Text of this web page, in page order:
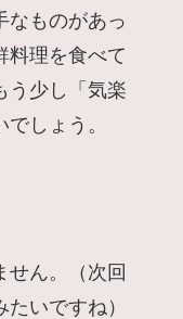
なものがあっ
料理を食べて
う少し「気楽
しょう。
せん。（次回
いですね）